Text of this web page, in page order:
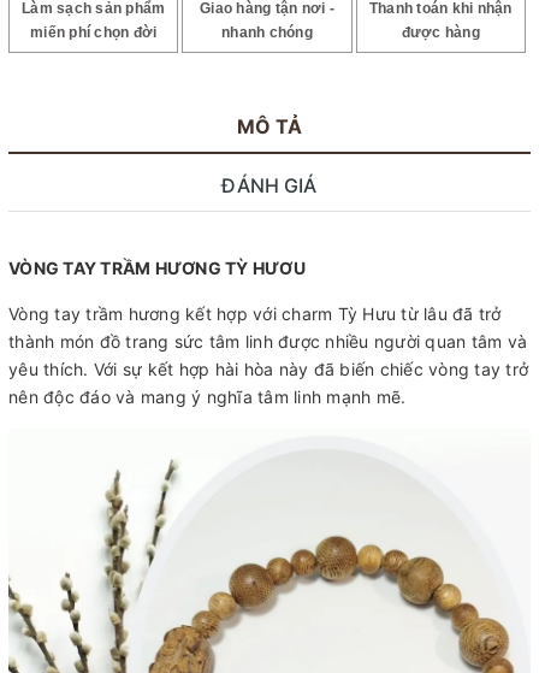
Làm sạch sản phẩm
miến phí chọn đời
Giao hàng tận nơi -
nhanh chóng
Thanh toán khi nhận
được hàng
MÔ TẢ
ĐÁNH GIÁ
VÒNG TAY TRẦM HƯƠNG TỲ HƯƠU
Vòng tay trầm hương kết hợp với charm Tỳ Hưu từ lâu đã trở
thành món đồ trang sức tâm linh được nhiều người quan tâm và
yêu thích. Với sự kết hợp hài hòa này đã biến chiếc vòng tay trở
nên độc đáo và mang ý nghĩa tâm linh mạnh mẽ.